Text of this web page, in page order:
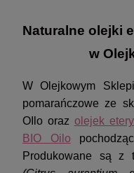
Naturalne olejki
w
W Olejkowym
pomarańczowe ze
OIlo oraz olejek
BIO Oilo
Produkowane są z